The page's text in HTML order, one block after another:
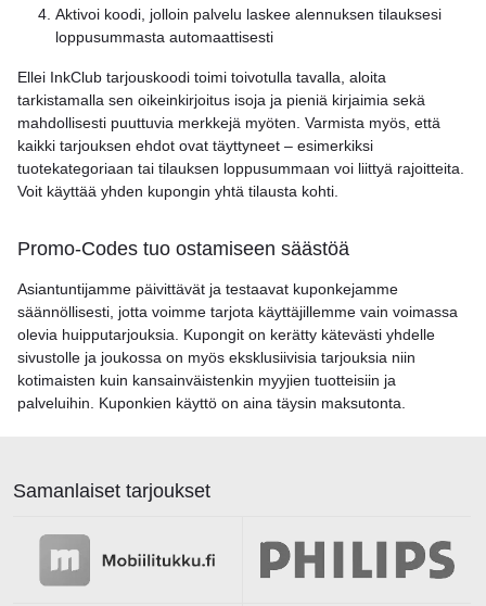
Aktivoi koodi, jolloin palvelu laskee alennuksen tilauksesi
loppusummasta automaattisesti
Ellei InkClub tarjouskoodi toimi toivotulla tavalla, aloita
tarkistamalla sen oikeinkirjoitus isoja ja pieniä kirjaimia sekä
mahdollisesti puuttuvia merkkejä myöten. Varmista myös, että
kaikki tarjouksen ehdot ovat täyttyneet – esimerkiksi
tuotekategoriaan tai tilauksen loppusummaan voi liittyä rajoitteita.
Voit käyttää yhden kupongin yhtä tilausta kohti.
Promo-Codes tuo ostamiseen säästöä
Asiantuntijamme päivittävät ja testaavat kuponkejamme
säännöllisesti, jotta voimme tarjota käyttäjillemme vain voimassa
olevia huipputarjouksia. Kupongit on kerätty kätevästi yhdelle
sivustolle ja joukossa on myös eksklusiivisia tarjouksia niin
kotimaisten kuin kansainväistenkin myyjien tuotteisiin ja
palveluihin. Kuponkien käyttö on aina täysin maksutonta.
Samanlaiset tarjoukset